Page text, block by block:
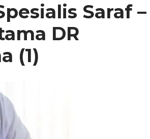
Saraf –
DR
(1)